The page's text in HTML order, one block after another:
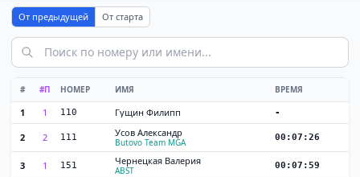
От предыдущей От старта
# #П НОМЕР ИМЯ ВРЕМЯ
1 1 110 Гущин Филипп -
2 2 111 Усов Александр
Butovo Team MGA 00:07:26
3 1 151 Чернецкая Валерия
ABST 00:07:59